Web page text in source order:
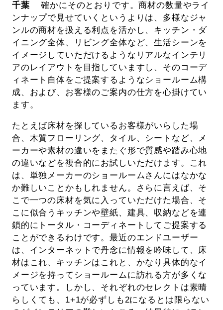
千葉
確かにそのとおりです。商材の数量やライ
ンナップで見せていくというよりは、多様なジャ
ンルの商材を扱える利点を活かし、キッチン・ダ
イニング全体、リビング全体など、生活シーンを
イメージしていただけるようなリアルなインテリ
アのレイアウトを目指していますし、そのコーデ
ィネート自体をご提案するようなショールーム構
成、および、お客様のご案内の仕方を心掛けてい
ます。
たとえば床材を探しているお客様がいらした場
合、木質フローリング、タイル、シートなど、メ
ーカーや素材の違いをまたぐ形で質感や踏み心地
の違いなどを複合的にお試しいただけます。これ
は、単独メーカーのショールームさんにはなかな
か難しいことかもしれません。さらに言えば、そ
こで一つの床材を気に入っていただけた場合、そ
こに似合うキッチンや壁紙、建具、収納などを連
鎖的にトータル・コーディネートしてご提案する
ことができるわけです。最近のエンドユーザー
は、インターネットで丹念に情報を吟味して、床
材はこれ、キッチンはこれと、かなり具体的なイ
メージを持ってショールームに訪れる方が多くな
っています。しかし、それぞれのセレクトは素晴
らしくても、1+1が必ずしも2になるとは限らない